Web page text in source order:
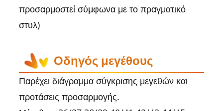
προσαρμοστεί σύμφωνα με το πραγματικό
στυλ)
Οδηγός μεγέθους
Παρέχει διάγραμμα σύγκρισης μεγεθών και
προτάσεις προσαρμογής.